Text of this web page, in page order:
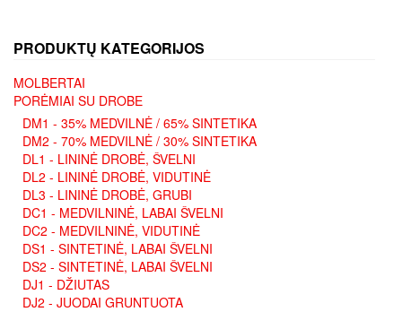
PRODUKTŲ KATEGORIJOS
MOLBERTAI
PORĖMIAI SU DROBE
DM1 - 35% MEDVILNĖ / 65% SINTETIKA
DM2 - 70% MEDVILNĖ / 30% SINTETIKA
DL1 - LININĖ DROBĖ, ŠVELNI
DL2 - LININĖ DROBĖ, VIDUTINĖ
DL3 - LININĖ DROBĖ, GRUBI
DC1 - MEDVILNINĖ, LABAI ŠVELNI
DC2 - MEDVILNINĖ, VIDUTINĖ
DS1 - SINTETINĖ, LABAI ŠVELNI
DS2 - SINTETINĖ, LABAI ŠVELNI
DJ1 - DŽIUTAS
DJ2 - JUODAI GRUNTUOTA